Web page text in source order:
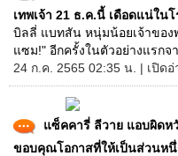
เทพเจ้า 21 ธ.ค.นี้ เดือดแน่ใน
บิลลี่ แบทสัน หนุ่มน้อยเจ้าของ
แซม!" อีกครั้งในตัวอย่างแรกจ
24 ก.ค. 2565 02:35 น. | เปิด
แซ็คคารี่ ลีวาย แอบผิดห
ขอบคุณโอกาสที่ให้เป็นส่วนหนึ่